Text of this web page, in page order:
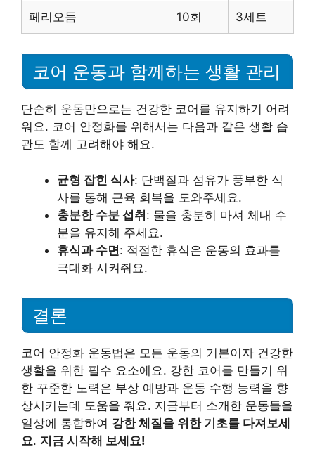
페리오듬 10회 3세트
코어 운동과 함께하는 생활 관리
단순히 운동만으로는 건강한 코어를 유지하기 어려
워요. 코어 안정화를 위해서는 다음과 같은 생활 습
관도 함께 고려해야 해요.
균형 잡힌 식사: 단백질과 섬유가 풍부한 식
사를 통해 근육 회복을 도와주세요.
충분한 수분 섭취: 물을 충분히 마셔 체내 수
분을 유지해 주세요.
휴식과 수면: 적절한 휴식은 운동의 효과를
극대화 시켜줘요.
결론
코어 안정화 운동법은 모든 운동의 기본이자 건강한
생활을 위한 필수 요소에요. 강한 코어를 만들기 위
한 꾸준한 노력은 부상 예방과 운동 수행 능력을 향
상시키는데 도움을 줘요. 지금부터 소개한 운동들을
일상에 통합하여 강한 체질을 위한 기초를 다져보세
요. 지금 시작해 보세요!